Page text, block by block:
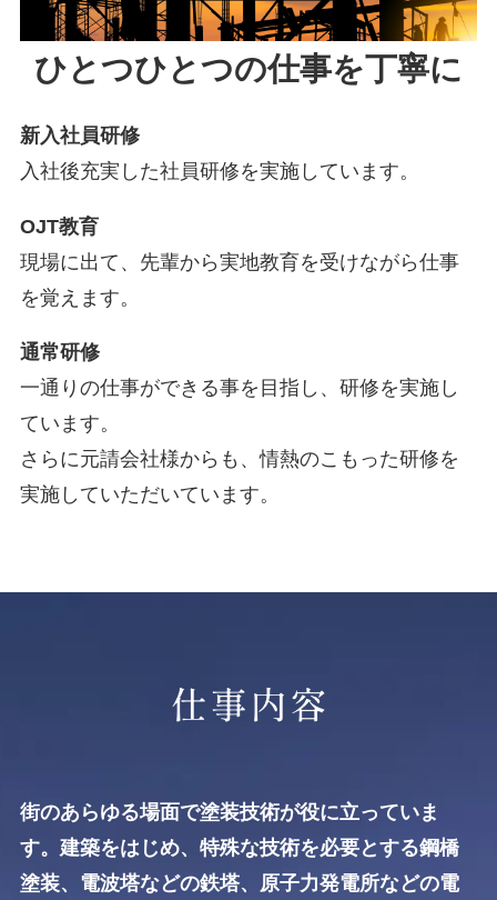
ひとつひとつの仕事を丁寧に
新入社員研修
入社後充実した社員研修を実施しています。
OJT教育
現場に出て、先輩から実地教育を受けながら仕事
を覚えます。
通常研修
一通りの仕事ができる事を目指し、研修を実施し
ています。
さらに元請会社様からも、情熱のこもった研修を
実施していただいています。
街のあらゆる場面で塗装技術が役に立っていま
す。建築をはじめ、特殊な技術を必要とする鋼橋
塗装、電波塔などの鉄塔、原子力発電所などの電